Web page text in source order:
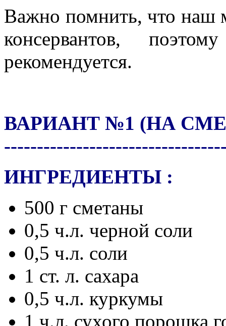
Важно помнить, что наш
консервантов,
рекомендуется.
ВАРИАНТ №1 (НА
ИНГРЕДИЕНТЫ :
500 г сметаны
0,5 ч.л. черной соли
0,5 ч.л. соли
1 ст. л. сахара
0,5 ч.л. куркумы
1 ч.л. сухого порошка